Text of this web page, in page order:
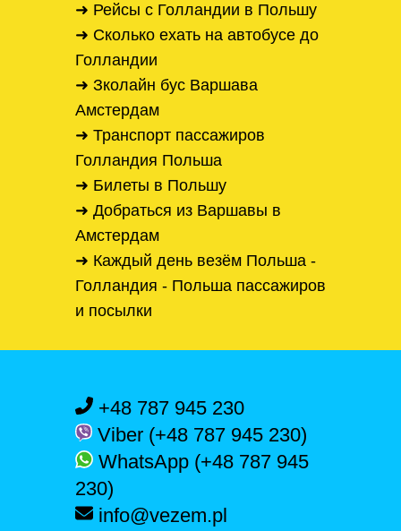
➜ Рейсы с Голландии в Польшу
➜ Сколько ехать на автобусе до
Голландии
➜ Зколайн бус Варшава
Амстердам
➜ Транспорт пассажиров
Голландия Польша
➜ Билеты в Польшу
➜ Добраться из Варшавы в
Амстердам
➜ Каждый день везём Польша -
Голландия - Польша пассажиров
и посылки
+48 787 945 230
Viber (+48 787 945 230)
WhatsApp (+48 787 945
230)
info@vezem.pl